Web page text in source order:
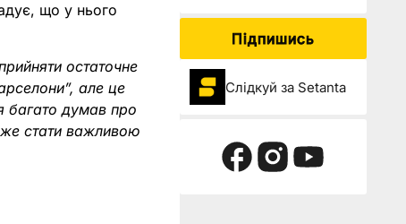
що у нього
остаточне
але це
багато думав про
стати важливою
Підпишись
Слідкуй за Setanta